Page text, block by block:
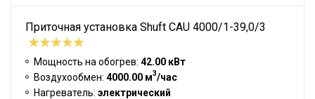
Приточная установка Shuft CAU 4000/1-39,0/3
Мощность на обогрев: 42.00 кВт
Воздухообмен: 4000.00 м3/час
Нагреватель: электрический